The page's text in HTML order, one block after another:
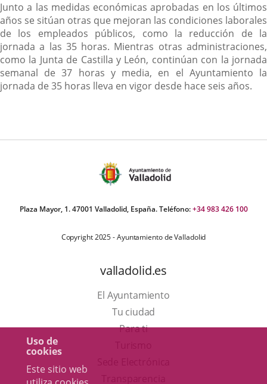
Uso de
cookies
Este sitio web
Junto a las medidas económicas aprobadas en los últimos
años se sitúan otras que mejoran las condiciones laborales
de los empleados públicos, como la reducción de la
jornada a las 35 horas. Mientras otras administraciones,
como la Junta de Castilla y León, continúan con la jornada
semanal de 37 horas y media, en el Ayuntamiento la
jornada de 35 horas lleva en vigor desde hace seis años.
Plaza Mayor, 1. 47001 Valladolid, España. Teléfono:+34 983 426 100
Copyright 2025 - Ayuntamiento de Valladolid
valladolid.es
El Ayuntamiento
Tu ciudad
Para ti